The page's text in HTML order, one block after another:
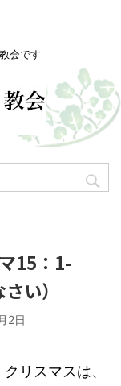
会です
15：1-
い）
2日
リスマスは、